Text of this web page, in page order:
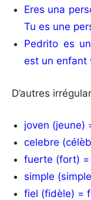
Eres una
Tu es une
Pedrito es
est un enfant
D’autres
joven (jeune)
celebre
fuerte (fort)
simple
fiel (fidèle) =